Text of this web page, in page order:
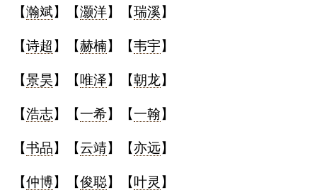
取
名
打
分
起
名
起
名
【瀚斌】【灏洋】【瑞溪】
【诗超 】【赫楠】【韦宇】
【景昊】【 唯泽】【朝龙】
【浩志】【一希】【一翰】
【书品】【云靖】【亦远】
【仲博】【俊聪】【 叶灵 】